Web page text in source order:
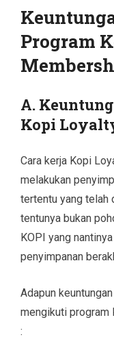
Program
A.
Kopi
Cara kerja Kopi
melakukan
tertentu yang telah
tentunya bukan
KOPI yang
penyimpanan
Adapun
mengikuti program
: